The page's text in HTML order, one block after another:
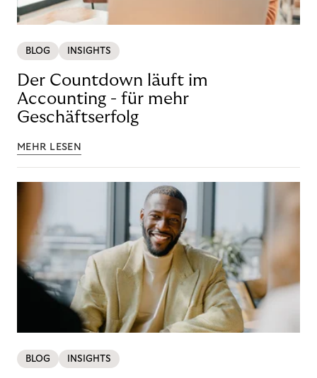
BLOG INSIGHTS
Der Countdown läuft im
Accounting - für mehr
Geschäftserfolg
MEHR LESEN
BLOG INSIGHTS